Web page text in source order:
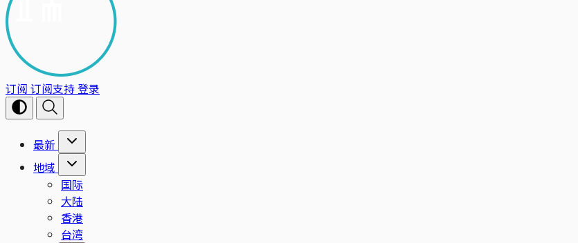
订阅 订阅支持登录
最新
地域
国际
大陆
香港
台湾